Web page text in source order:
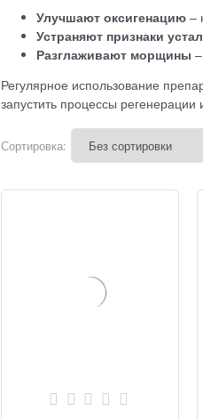
Улучшают оксигенацию –
Устраняют признаки
Разглаживают морщины
Регулярное использование
запустить процессы
Сортировка: